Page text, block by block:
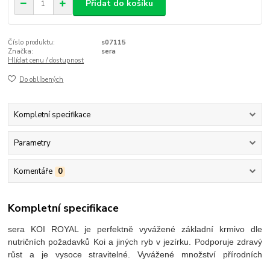
Přidat do košíku
Číslo produktu:
s07115
Značka:
sera
Hlídat cenu / dostupnost
Do oblíbených
Kompletní specifikace
Parametry
Komentáře 0
Kompletní specifikace
sera KOI ROYAL je perfektně vyvážené základní krmivo dle
nutričních požadavků Koi a jiných ryb v jezírku. Podporuje zdravý
růst a je vysoce stravitelné. Vyvážené množství přírodních